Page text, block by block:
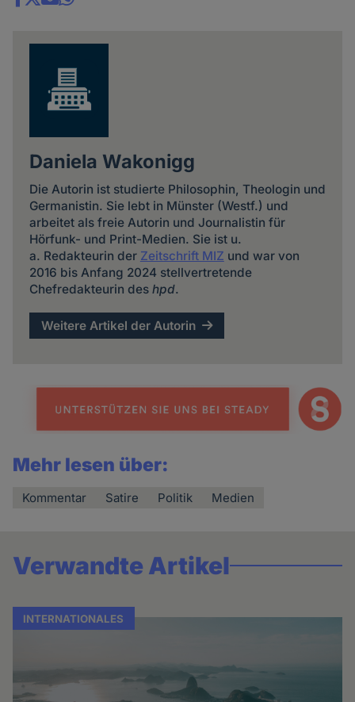
Share
Daniela Wakonigg
Die Autorin ist studierte Philosophin, Theologin und
Germanistin. Sie lebt in Münster (Westf.) und
arbeitet als freie Autorin und Journalistin für
Hörfunk- und Print-Medien. Sie ist u.
a. Redakteurin der Zeitschrift MIZ und war von
2016 bis Anfang 2024 stellvertretende
Chefredakteurin des hpd.
Weitere Artikel der Autorin
Mehr lesen über:
Kommentar Satire Politik Medien
Verwandte Artikel
INTERNATIONALES